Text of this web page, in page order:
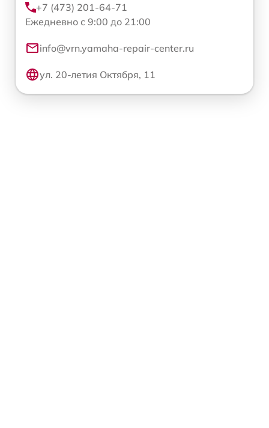
+7 (473) 201-64-71
Ежедневно с 9:00 до 21:00
info@vrn.yamaha-repair-center.ru
ул. 20-летия Октября, 11